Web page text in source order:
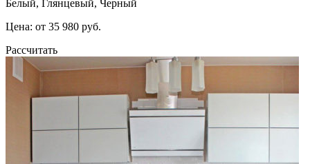
Белый, Глянцевый, Черный
Цена: от 35 980 руб.
Рассчитать